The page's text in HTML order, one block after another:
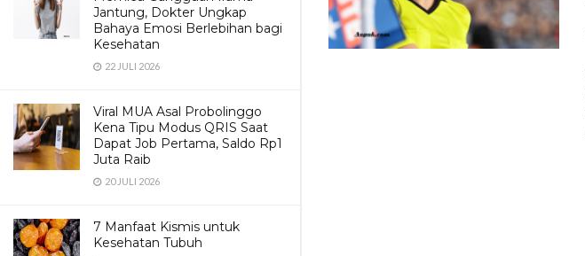
Jantung, Dokter Ungkap
Bahaya Emosi Berlebihan bagi
Kesehatan
22 JULI 2026
Viral MUA Asal Probolinggo
Kena Tipu Modus QRIS Saat
Dapat Job Pertama, Saldo Rp1
Juta Raib
20 JULI 2026
7 Manfaat Kismis untuk
Kesehatan Tubuh